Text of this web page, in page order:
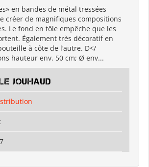
en bandes de métal tressées
créer de magnifiques compositions
Le fond en tôle empêche que les
Également très décoratif en
à côte de l‘autre. D</
hauteur env. 50 cm; Ø env...
Jouhaud